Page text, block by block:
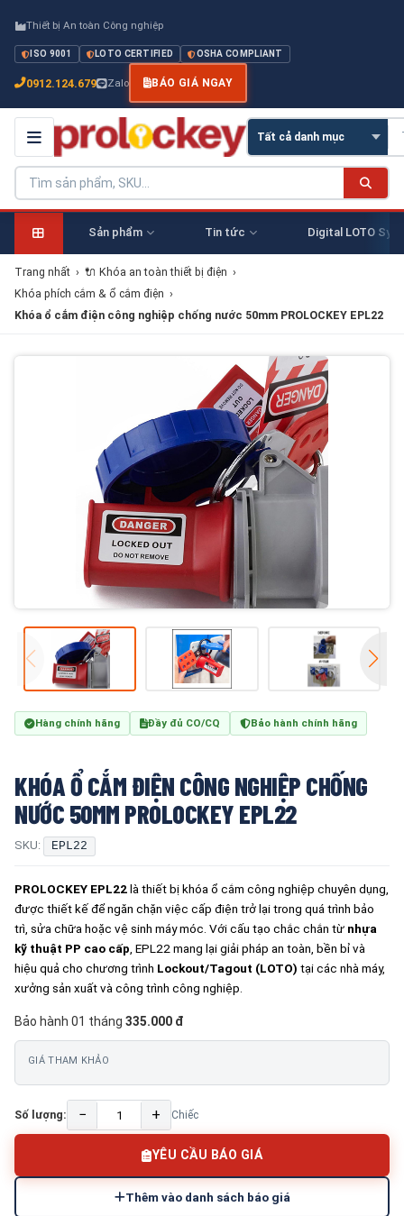
Thiết bị An toàn Công nghiệp
ISO 9001 LOTO CERTIFIED OSHA COMPLIANT
0912.124.679 Zalo BÁO GIÁ NGAY
Sản phẩm Tin tức Digital LOTO
Trang nhất › 🔌 Khóa an toàn thiết bị điện ›
Khóa phích cắm & ổ cắm điện ›
Khóa ổ cắm điện công nghiệp chống nước 50mm PROLOCKEY EPL22
Hàng chính hãng Đầy đủ CO/CQ Bảo hành chính hãng
KHÓA Ổ CẮM ĐIỆN CÔNG NGHIỆP CHỐNG
NƯỚC 50MM PROLOCKEY EPL22
SKU: EPL22
PROLOCKEY EPL22là thiết bị khóa ổ cắm công nghiệp chuyên dụng,
được thiết kế để ngăn chặn việc cấp điện trở lại trong quá trình bảo
trì, sửa chữa hoặc vệ sinh máy móc. Với cấu tạo chắc chắn từ nhựa
kỹ thuật PP cao cấp , EPL22 mang lại giải pháp an toàn, bền bỉ và
hiệu quả cho chương trình Lockout/Tagout (LOTO) tại các nhà máy,
xưởng sản xuất và công trình công nghiệp.
Bảo hành 01 tháng 335.000 đ
GIÁ THAM KHẢO
Số lượng: − + Chiếc
YÊU CẦU BÁO GIÁ
Thêm vào danh sách báo giá